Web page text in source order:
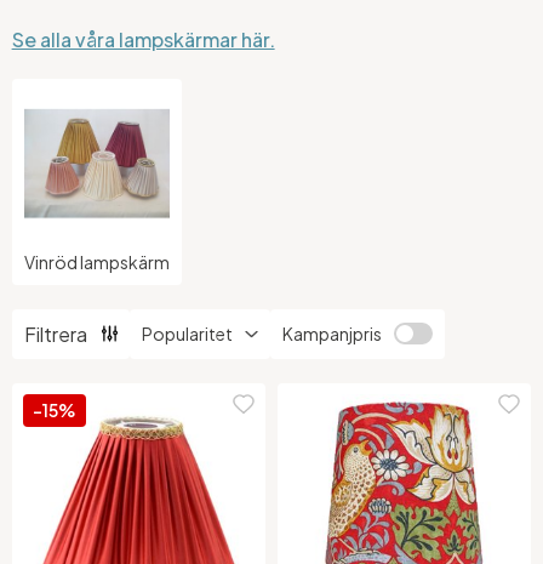
Se alla våra lampskärmar här.
Vinröd lampskärm
Filtrera Kampanjpris
-15%